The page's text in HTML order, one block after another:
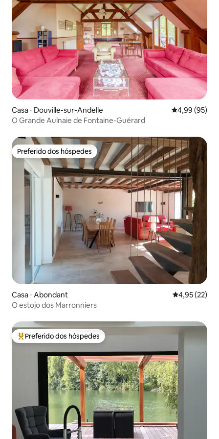
Casa ⋅ Douville-sur-Andelle 4,99 de uma
4,99 (95)
O Grande Aulnaie de Fontaine-Guérard
Preferido dos hóspedes
Preferido dos hóspedes
Casa ⋅ Abondant 4,95 de uma
4,95 (22)
O estojo dos Marronniers
Entre os melhores preferidos dos hóspedes
Preferido dos hóspedes